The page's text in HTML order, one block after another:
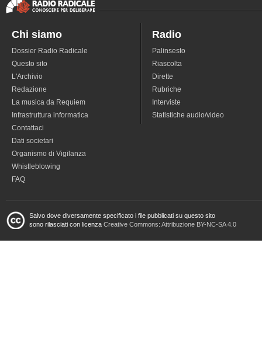
Chi siamo
Dossier Radio Radicale
Questo sito
L'Archivio
Redazione
La musica da Requiem
Infrastruttura informatica
Contattaci
Dati societari
Organismo di Vigilanza
Whistleblowing
FAQ
Radio
Palinsesto
Riascolta
Dirette
Rubriche
Interviste
Statistiche audio/video
Salvo dove diversamente specificato i file pubblicati su questo sito
sono rilasciati con licenza Creative Commons: Attribuzione BY-NC-SA 4.0